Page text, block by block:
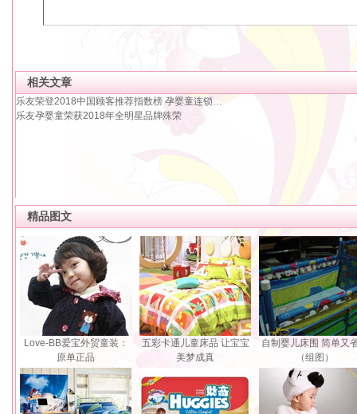
相关文章
乐友荣登2018中国顾客推荐指数榜 孕婴童连锁…
乐友孕婴童荣获2018年全明星品牌殊荣
精品图文
Love-BB爱宝外贸童装：
原单正品
五彩卡通儿童床品 让宝宝
美梦成真
自制婴儿床围 简单又
（组图）